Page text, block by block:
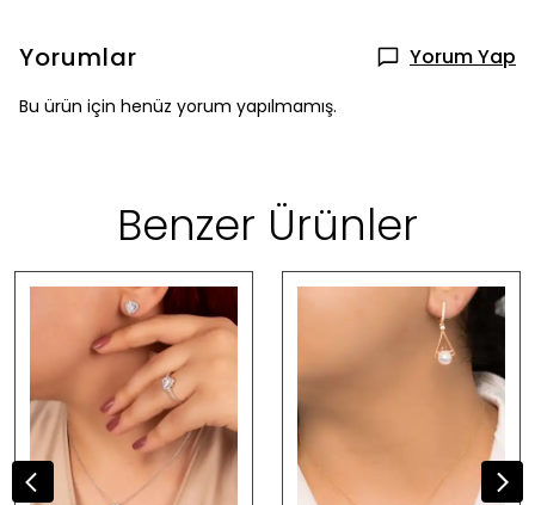
Yorumlar Yorum Yap
Bu ürün için henüz yorum yapılmamış.
Benzer Ürünler